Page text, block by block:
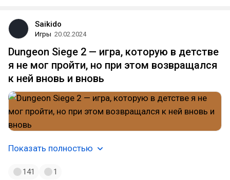
Saikido
Игры 20.02.2024
Dungeon Siege 2 — игра, которую в детстве
я не мог пройти, но при этом возвращался
к ней вновь и вновь
Показать полностью
141 1